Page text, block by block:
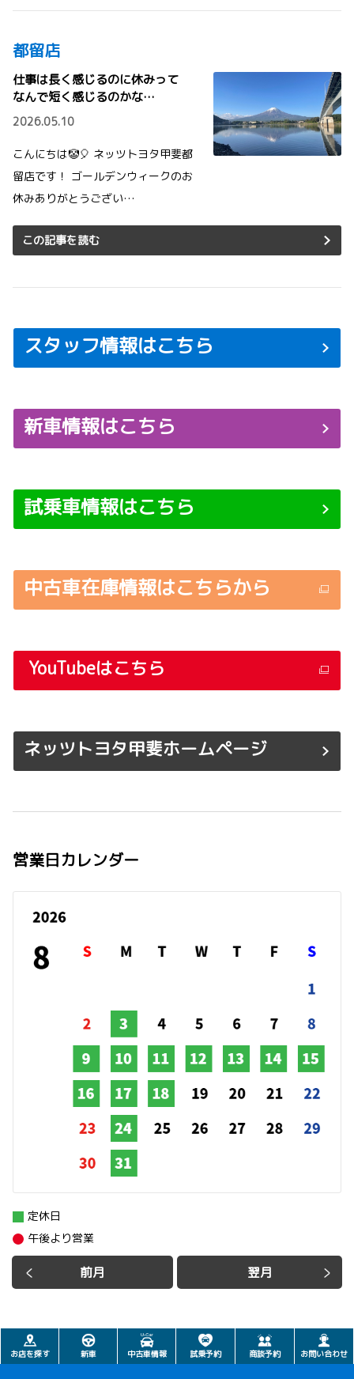
都留店
仕事は長く感じるのに休みって
なんで短く感じるのかな…
2026.05.10
こんにちは🤡🎈 ネッツトヨタ甲斐都
留店です！ ゴールデンウィークのお
休みありがとうござい…
この記事を読む
スタッフ情報はこちら
新車情報はこちら
試乗車情報はこちら
中古車在庫情報はこちらから
YouTubeはこちら
ネッツトヨタ甲斐ホームページ
営業日カレンダー
前月 翌月
定休日
午後より営業
お店を探す 新車 中古車情報 試乗予約 商談予約 お問い合わせ